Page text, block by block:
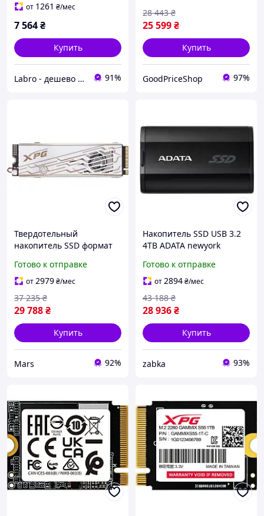
от 1261 ₴/мес
7 564₴
Купить
Labro - дешево та якісно! 91%
25 599₴
28 443 ₴
Купить
GoodPriceShop 97%
Твердотельный
накопитель SSD формат
980 PRO ADATA sea
Готово к отправке
от2979₴/мес
29 788₴
37 235 ₴
Купить
Mars 92%
Накопитель SSD USB 3.2
4TB ADATA newyork
Готово к отправке
от2894₴/мес
28 936₴
43 188 ₴
Купить
zabka 93%